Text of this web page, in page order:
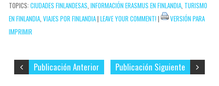
electrónico…
TOPICS: CIUDADES FINLANDESAS, INFORMACIÓN ERASMUS EN FINLANDIA, TURISMO
EN FINLANDIA, VIAJES POR FINLANDIA| LEAVE YOUR COMMENT!|
VERSIÓN PARA
IMPRIMIR
Publicación Siguiente
Publicación Anterior